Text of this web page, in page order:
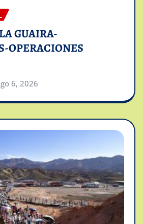
GUAIRA-
OPERACIONES
6, 2026